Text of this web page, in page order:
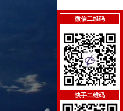
微信二维码
快手二维码